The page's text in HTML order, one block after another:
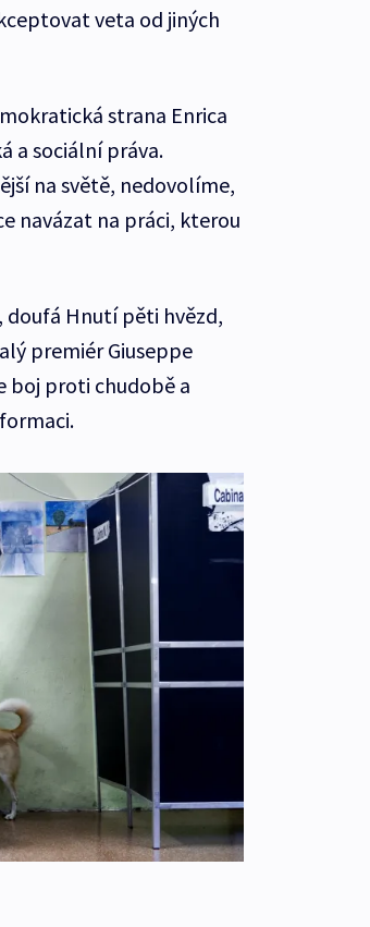
veta od jiných
strana Enrica
a sociální práva.
na světě, nedovolíme,
navázat na práci, kterou
doufá Hnutí pěti hvězd,
premiér Giuseppe
boj proti chudobě a